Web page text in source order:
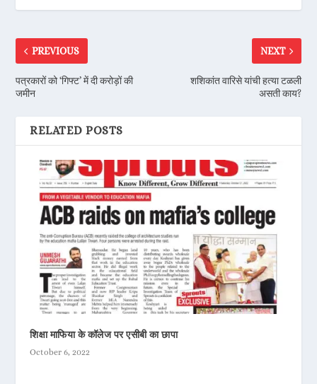
PREVIOUS
पत्रकारों को ‘गिफ्ट’ में दी करोड़ों की
जमीन
NEXT
शशिकांत वारिसे यांची हत्या टळली
असती काय?
RELATED POSTS
शिक्षा माफिया के कॉलेज पर एसीबी का छापा
October 6, 2022